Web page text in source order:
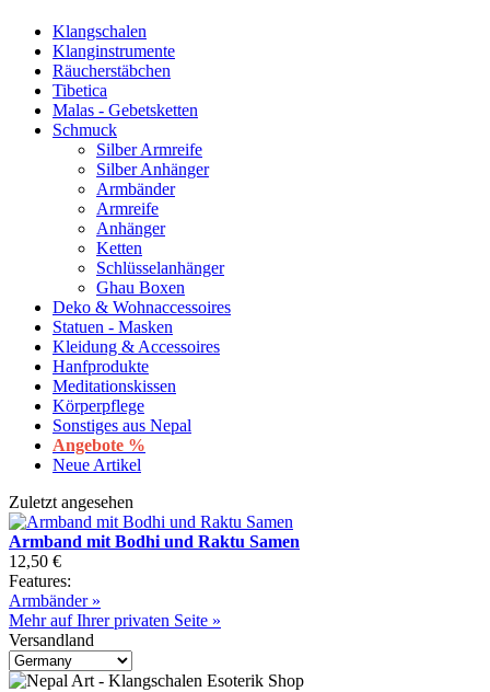
Klangschalen
Klanginstrumente
Räucherstäbchen
Tibetica
Malas - Gebetsketten
Schmuck
Silber Armreife
Silber Anhänger
Armbänder
Armreife
Anhänger
Ketten
Schlüsselanhänger
Ghau Boxen
Deko & Wohnaccessoires
Statuen - Masken
Kleidung & Accessoires
Hanfprodukte
Meditationskissen
Körperpflege
Sonstiges aus Nepal
Angebote %
Neue Artikel
Zuletzt angesehen
Armband mit Bodhi und Raktu Samen
12,50 €
Features:
Armbänder »
Mehr auf Ihrer privaten Seite »
Versandland